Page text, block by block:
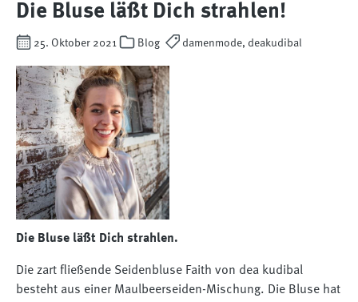
Die Bluse läßt Dich strahlen!
25. Oktober 2021 Blog damenmode, deakudibal
Die Bluse läßt Dich strahlen.
Die zart fließende Seidenbluse Faith von dea kudibal
besteht aus einer Maulbeerseiden-Mischung. Die Bluse hat